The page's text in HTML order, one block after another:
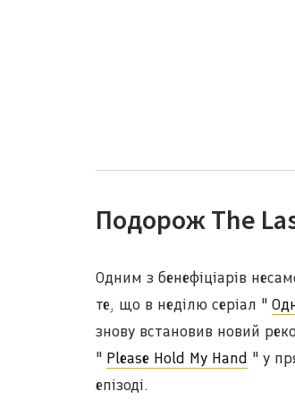
Подорож The
Одним з бенефіціарів
те, що в неділю серіал "
знову встановив новий
" Please Hold My Hand " у
епізоді.